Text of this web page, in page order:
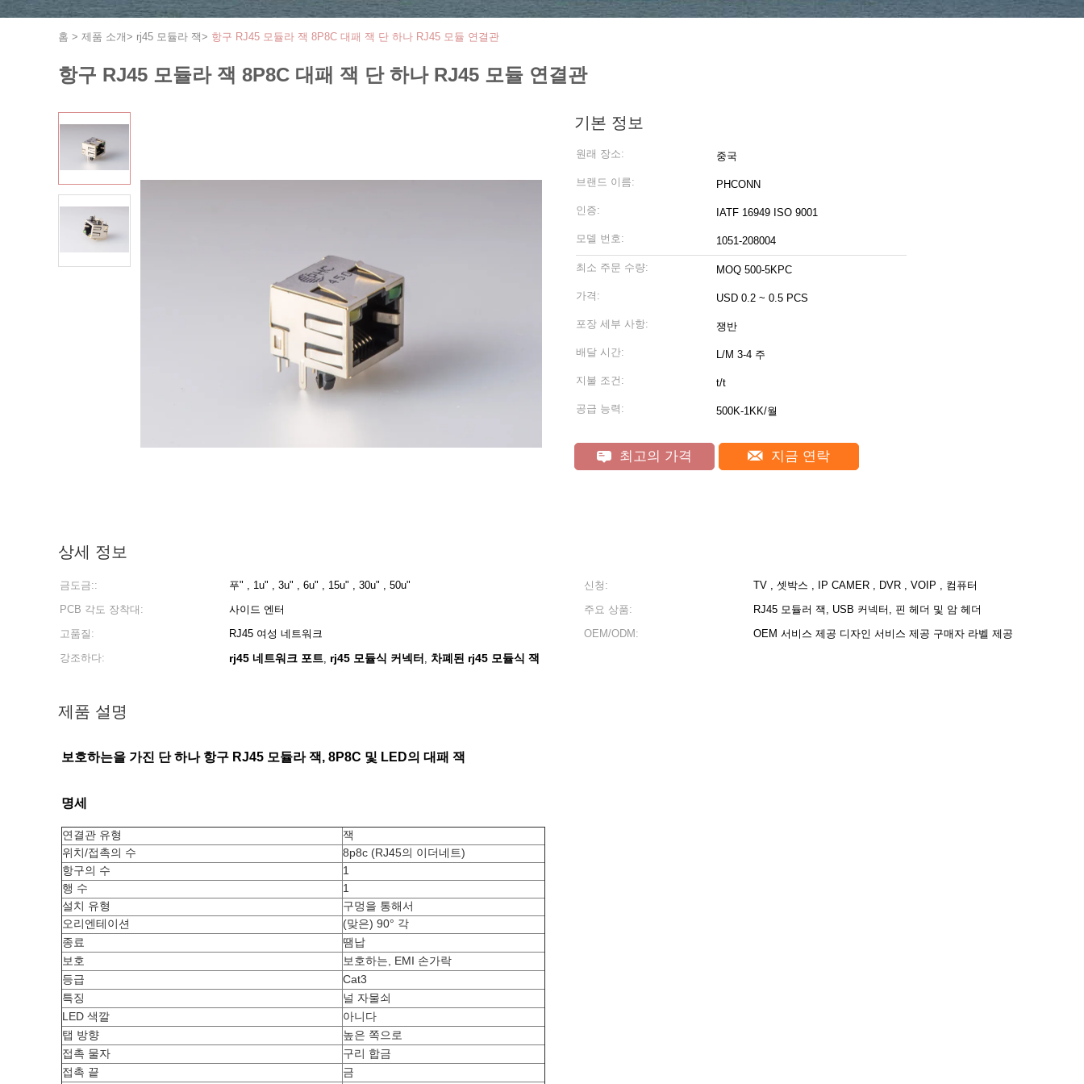
홈 > 제품 소개> rj45 모듈라 잭> 항구 RJ45 모듈라 잭 8P8C 대패 잭 단 하나 RJ45 모듈 연결관
항구 RJ45 모듈라 잭 8P8C 대패 잭 단 하나 RJ45 모듈 연결관
기본 정보
원래 장소: 중국
브랜드 이름: PHCONN
인증: IATF 16949 ISO 9001
모델 번호: 1051-208004
최소 주문 수량: MOQ 500-5KPC
가격: USD 0.2 ~ 0.5 PCS
포장 세부 사항: 쟁반
배달 시간: L/M 3-4 주
지불 조건: t/t
공급 능력: 500K-1KK/월
최고의 가격 지금 연락
상세 정보
금도금:: 푸" , 1u" , 3u" , 6u" , 15u" , 30u" , 50u" 신청:
TV , 셋박스 , IP CAMER , DVR , VOIP , 컴퓨터
PCB 각도 장착대:
사이드 엔터 주요 상품:
RJ45 모듈러 잭, USB 커넥터, 핀 헤더 및 암 헤더
고품질:
RJ45 여성 네트워크 OEM/ODM:
OEM 서비스 제공 디자인 서비스 제공 구매자 라벨 제공
강조하다:
rj45 네트워크 포트, rj45 모듈식 커넥터 , 차폐된 rj45 모듈식 잭
제품 설명
보호하는을 가진 단 하나 항구 RJ45 모듈라 잭, 8P8C 및 LED의 대패 잭
명세
연결관 유형
잭
위치/접촉의 수
8p8c (RJ45의 이더네트)
항구의 수
1
행 수
1
설치 유형
구멍을 통해서
오리엔테이션
(맞은) 90° 각
종료
땜납
보호
보호하는, EMI 손가락
등급
Cat3
특징
널 자물쇠
LED 색깔
아니다
탭 방향
높은 쪽으로
접촉 물자
구리 합금
접촉 끝
금